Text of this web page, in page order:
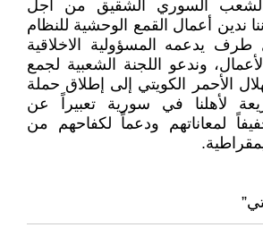
السوري الشقيق من أجل
ندين أعمال القمع الوحشية للنظام
يدعمه المسؤولية الاخلاقية
وندعو اللجنة الشعبية لجمع
الأحمر الكويتي إلى إطلاق حملة
لأهلنا في سورية تعبيراً عن
لمعاناتهم ودعماً لكفاحهم من